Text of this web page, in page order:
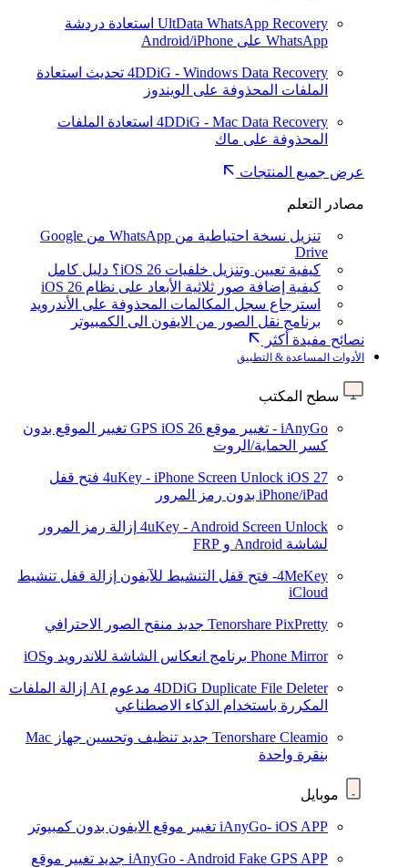
UltData WhatsApp Recovery استعادة دردشة
WhatsApp على Android/iPhone
4DDiG - Windows Data Recovery تحديث استعادة
الملفات المحذوفة على الويندوز
4DDiG - Mac Data Recovery استعادة الملفات
المحذوفة على ماك
عرض جميع المنتجات
مصادر التعلم
تنزيل نسخة احتياطية من WhatsApp من Google
Drive
كيفية تعيين وتنزيل خلفيات iOS 26؟ دليل كامل
كيفية إضافة صور ثلاثية الأبعاد على نظام iOS 26
استرجاع سجل المكالمات المحذوفة على الأندرويد
برنامج نقل الصور من الايفون الى الكمبيوتر
نصائح مفيدة أكثر
الأدوات المساعدة & التطبيق
سطح المكتب
iAnyGo - تغيير موقع GPS iOS 26
تغيير الموقع بدون
كسر الحماية/الروت
4uKey - iPhone Screen Unlock iOS 27
فتح قفل
iPhone/iPad بدون رمز المرور
4uKey - Android Screen Unlock إزالة رمز المرور
لشاشة Android و FRP
4MeKey- فتح قفل التنشيط للآيفون
إزالة قفل تنشيط
iCloud
Tenorshare PixPretty جديد منقح الصور الاحترافي
Phone Mirror برنامج انعكاس الشاشة للاندرويد وiOS
4DDiG Duplicate File Deleter مدعوم AI
إزالة الملفات
المكررة باستخدام الذكاء الاصطناعي
Tenorshare Cleamio جديد
تنظيف وتحسين جهاز Mac
بنقرة واحدة
موبايل
iAnyGo- iOS APP تغيير موقع الايفون بدون كمبيوتر
iAnyGo - Android Fake GPS APP جديد تغيير موقع